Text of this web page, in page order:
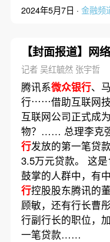
2024年5月7日 · 金融频
【封面报道】网
记者 吴红毓然 张宇哲
腾讯系微众银行、
行⋯⋯借助互联网技
互联网公司正式成
物？…… 总理李克
行发放的第一笔贷
3.5万元贷款。 这
鼓掌的人群中，有
行控股股东腾讯的
顾敏，还有行长曹
行副行长的职位，
一笔贷款……